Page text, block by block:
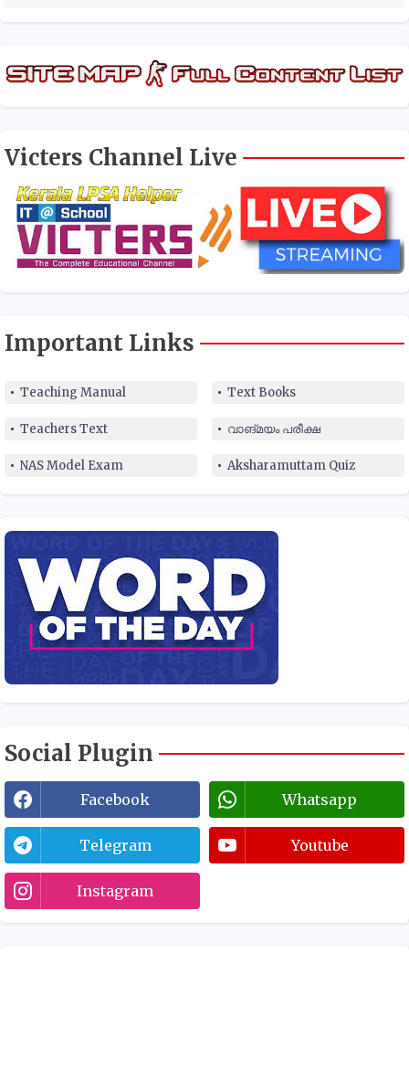
Victers Channel Live
Important Links
Teaching Manual Text Books
Teachers Text വാങ്മയം പരീക്ഷ
NAS Model Exam Aksharamuttam Quiz
Social Plugin
Facebook Whatsapp
Telegram Youtube
Instagram